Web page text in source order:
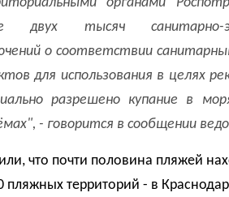
двух тысяч санитарно-
о соответствии
для использования в целях
разрешено купание в
- говорится в сообщении
что почти половина пляжей
пляжных территорий - в